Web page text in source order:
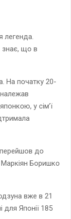
легенда.
знає, що в
На початку 20-
у сім’ї
до
Боришко
вже в 21
для Японії 185